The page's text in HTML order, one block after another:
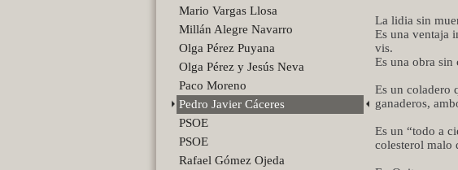
Mario Vargas Llosa
Millán Alegre Navarro
Olga Pérez Puyana
Olga Pérez y Jesús Neva
Paco Moreno
Pedro Javier Cáceres
PSOE
PSOE
Rafael Gómez Ojeda
La lidia sin
Es una ventaja
vis.
Es una obra sin
Es un coladero
ganaderos,
Es un “todo a
colesterol malo